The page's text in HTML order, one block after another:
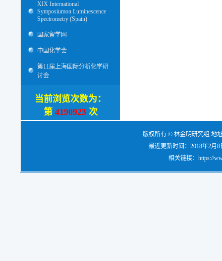
XIX International
Symposiumon Luminescence
Spectrometry (Spain)
国家留学网
中国化学会
第11届上海国际分析化学研
讨会
当前浏览次数为：
第 4190923次
版权所有 © 林金明研究组 地
最近更新时间：2018年2月8
相关链接：https://